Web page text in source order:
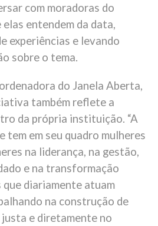
com moradoras do
entendem da data,
experiências e levando
sobre o tema.
do Janela Aberta,
também reflete a
da própria instituição. “A
tem em seu quadro mulheres
na liderança, na gestão,
e na transformação
que diariamente atuam
na construção de
justa e diretamente no